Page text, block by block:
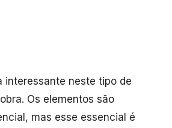
interessante neste tipo de
Os elementos são
mas esse essencial é